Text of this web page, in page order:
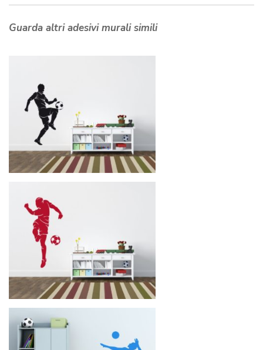
Guarda altri adesivi murali simili